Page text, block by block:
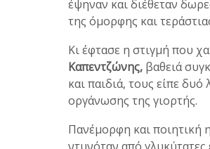
έψηναν και διέθεταν
της όμορφης και
Κι έφτασε η στιγμή που
Καπεντζώνης, βαθειά
και παιδιά, τους είπε
οργάνωσης της γιορτής.
Πανέμορφη και ποιητική